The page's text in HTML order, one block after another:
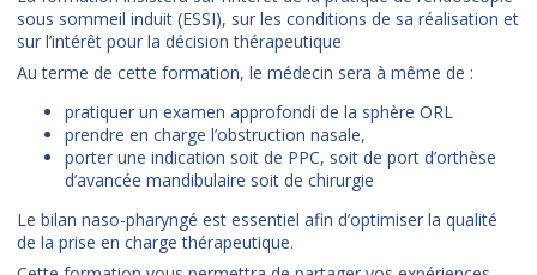
sous sommeil induit (ESSI), sur les conditions de sa réalisation et
sur l’intérêt pour la décision thérapeutique
Au terme de cette formation, le médecin sera à même de :
pratiquer un examen approfondi de la sphère ORL
prendre en charge l’obstruction nasale,
porter une indication soit de PPC, soit de port d’orthèse
d’avancée mandibulaire soit de chirurgie
Le bilan naso-pharyngé est essentiel afin d’optimiser la qualité
de la prise en charge thérapeutique.